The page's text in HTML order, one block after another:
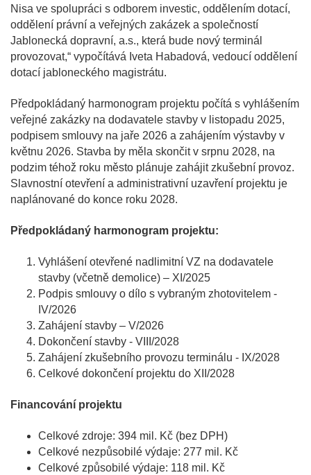
Nisa ve spolupráci s odborem investic, oddělením dotací,
oddělení právní a veřejných zakázek a společností
Jablonecká dopravní, a.s., která bude nový terminál
provozovat,“ vypočítává Iveta Habadová, vedoucí oddělení
dotací jabloneckého magistrátu.
Předpokládaný harmonogram projektu počítá s vyhlášením
veřejné zakázky na dodavatele stavby v listopadu 2025,
podpisem smlouvy na jaře 2026 a zahájením výstavby v
květnu 2026. Stavba by měla skončit v srpnu 2028, na
podzim téhož roku město plánuje zahájit zkušební provoz.
Slavnostní otevření a administrativní uzavření projektu je
naplánované do konce roku 2028.
Předpokládaný harmonogram projektu:
Vyhlášení otevřené nadlimitní VZ na dodavatele
stavby (včetně demolice) – XI/2025
Podpis smlouvy o dílo s vybraným zhotovitelem -
IV/2026
Zahájení stavby – V/2026
Dokončení stavby - VIII/2028
Zahájení zkušebního provozu terminálu - IX/2028
Celkové dokončení projektu do XII/2028
Financování projektu
Celkové zdroje: 394 mil. Kč (bez DPH)
Celkové nezpůsobilé výdaje: 277 mil. Kč
Celkové způsobilé výdaje: 118 mil. Kč